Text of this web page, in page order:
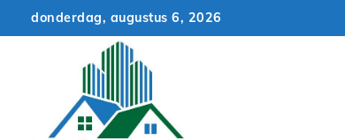
donderdag, augustus 6, 2026